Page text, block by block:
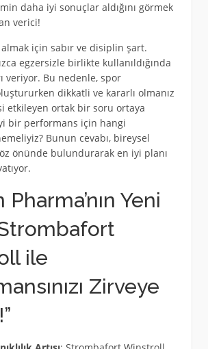
daha iyi sonuçlar aldığını görmek
verici!
için sabır ve disiplin şart.
egzersizle birlikte kullanıldığında
veriyor. Bu nedenle, spor
dikkatli ve kararlı olmanız
etkileyen ortak bir soru ortaya
bir performans için hangi
Bunun cevabı, bireysel
önünde bulundurarak en iyi planı
Pharma’nın Yeni
ile
Zirveye